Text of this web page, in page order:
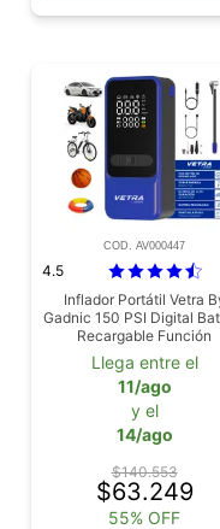
COD. AV000447
4.5
Inflador Portátil Vetra
Gadnic 150 PSI Digital
Recargable Función
Desinflado Linterna LED
Llega entre el
11/ago
y el
14/ago
$140.553
$63.249
55% OFF